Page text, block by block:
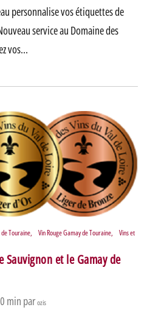
personnalise vos étiquettes de
service au Domaine des
vos…
de Touraine, Vin Rouge Gamay de Touraine, Vins et
et le Gamay de
min parozis